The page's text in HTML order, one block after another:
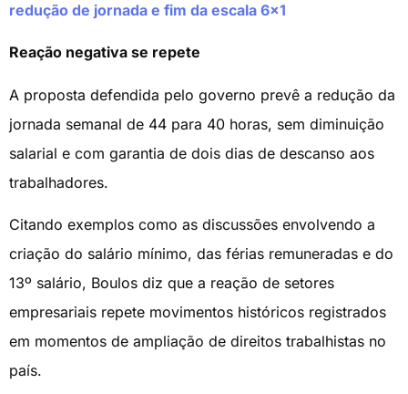
redução de jornada e fim da escala 6×1
Reação negativa se repete
A proposta defendida pelo governo prevê a redução da
jornada semanal de 44 para 40 horas, sem diminuição
salarial e com garantia de dois dias de descanso aos
trabalhadores.
Citando exemplos como as discussões envolvendo a
criação do salário mínimo, das férias remuneradas e do
13º salário, Boulos diz que a reação de setores
empresariais repete movimentos históricos registrados
em momentos de ampliação de direitos trabalhistas no
país.